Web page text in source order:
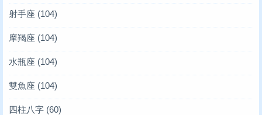
射手座 (104)
摩羯座 (104)
水瓶座 (104)
雙魚座 (104)
四柱八字 (60)